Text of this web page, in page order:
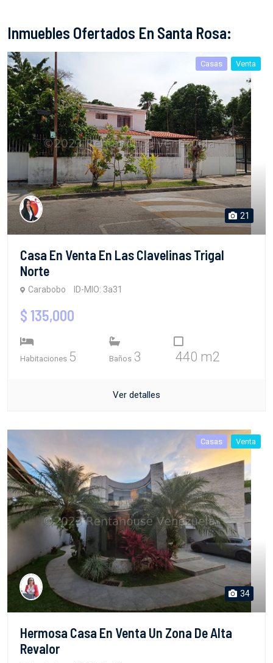
Inmuebles Ofertados En Santa Rosa:
Casas Venta
21
Casa En Venta En Las Clavelinas Trigal
Norte
Carabobo ID-MIO: 3a31
$ 135,000
Habitaciones 5 Baños 3 440 m2
Ver detalles
Casas Venta
34
Hermosa Casa En Venta Un Zona De Alta
Revalor